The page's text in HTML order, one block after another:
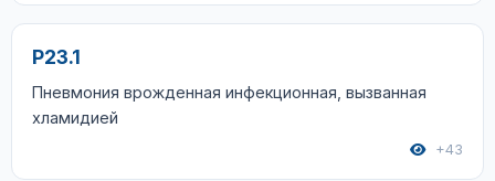
P23.1
Пневмония врожденная инфекционная, вызванная
хламидией
+43